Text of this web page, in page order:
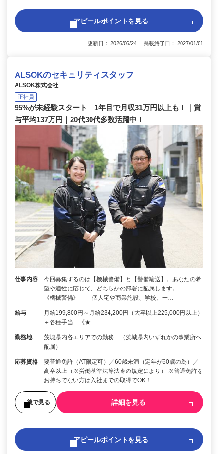
アピールポイントを見る
更新日： 2026/06/24 掲載終了日： 2027/01/01
ALSOKのセキュリティスタッフ
ALSOK株式会社
正社員
95%が未経験スタート｜1年目で月収31万円以上も！｜賞
与平均137万円｜20代30代多数活躍中！
仕事内容
今回募集するのは【機械警備】と【警備輸送】。あなたの希
望や適性に応じて、どちらかの部署に配属します。 ――
《機械警備》―― 個人宅や商業施設、学校、一…
給与
月給199,800円～月給234,200円（大卒以上225,000円以上）
＋各種手当 《★…
勤務地
茨城県内各エリアでの勤務 （茨城県内いずれかの事業所へ
配属）
応募資格
要普通免許（AT限定可）／60歳未満（定年が60歳の為）／
高卒以上（※労働基準法等法令の規定により） ※普通免許を
お持ちでない方は入社までの取得でOK！
後で見る 詳細を見る
アピールポイントを見る